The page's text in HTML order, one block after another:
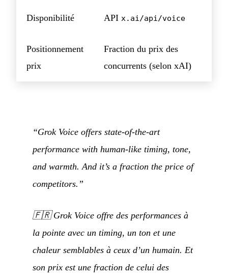
Disponibilité API x.ai/api/voice
Positionnement
prix
Fraction du prix des
concurrents (selon xAI)
“Grok Voice offers state-of-the-art
performance with human-like timing, tone,
and warmth. And it’s a fraction the price of
competitors.”
🇫🇷Grok Voice offre des performances à
la pointe avec un timing, un ton et une
chaleur semblables à ceux d’un humain. Et
son prix est une fraction de celui des